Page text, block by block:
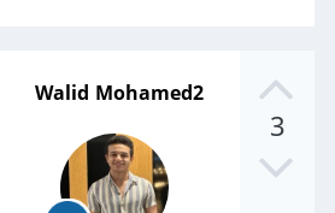
3
Walid Mohamed2